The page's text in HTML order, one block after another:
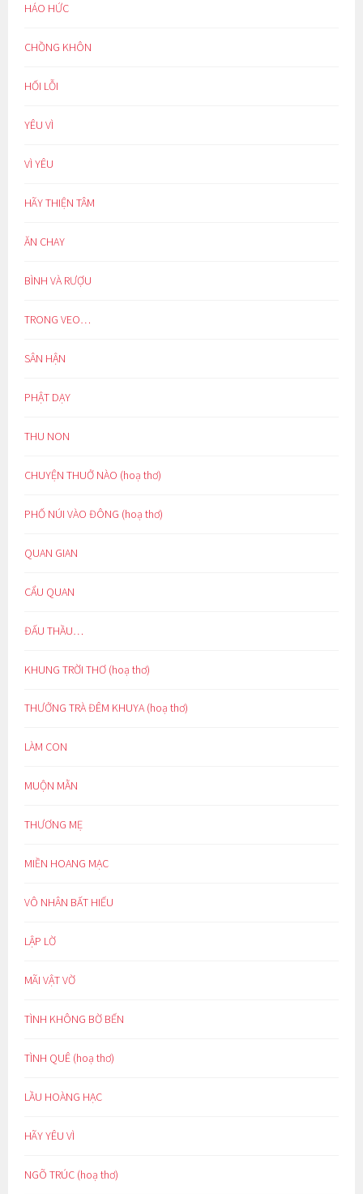
HÁO HỨC
CHỒNG KHÔN
HỐI LỖI
YÊU VÌ
VÌ YÊU
HÃY THIỆN TÂM
ĂN CHAY
BÌNH VÀ RƯỢU
TRONG VEO…
SÂN HẬN
PHẬT DẠY
THU NON
CHUYỆN THUỞ NÀO (hoạ thơ)
PHỐ NÚI VÀO ĐÔNG (hoạ thơ)
QUAN GIAN
CẨU QUAN
ĐẤU THẦU…
KHUNG TRỜI THƠ (hoạ thơ)
THƯỞNG TRÀ ĐÊM KHUYA (hoạ thơ)
LÀM CON
MUỘN MẰN
THƯƠNG MẸ
MIỀN HOANG MẠC
VÔ NHÂN BẤT HIẾU
LẬP LỜ
MÃI VẬT VỜ
TÌNH KHÔNG BỜ BẾN
TÌNH QUÊ (hoạ thơ)
LẦU HOÀNG HẠC
HÃY YÊU VÌ
NGÕ TRÚC (hoạ thơ)